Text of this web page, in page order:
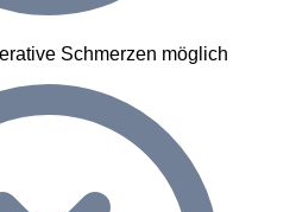
Schmerzen möglich